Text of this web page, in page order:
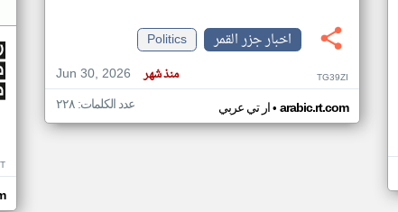
اخبار جزر القمر
Politics
Jun 30, 2026
منذ شهر TG39ZI
ار تي عربي• arabic.rt.com عدد الكلمات: ٢٢٨